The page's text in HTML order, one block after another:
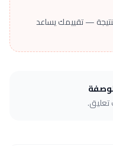
— تقييمك يساعد
تعليق.